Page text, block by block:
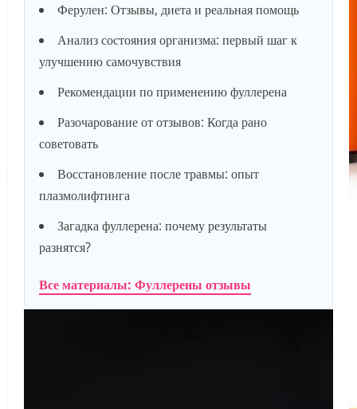
Ферулен: Отзывы, диета и реальная помощь
Анализ состояния организма: первый шаг к
улучшению самочувствия
Рекомендации по применению фуллерена
Разочарование от отзывов: Когда рано
советовать
Восстановление после травмы: опыт
плазмолифтинга
Загадка фуллерена: почему результаты
разнятся?
Все материалы: Фуллерены отзывы